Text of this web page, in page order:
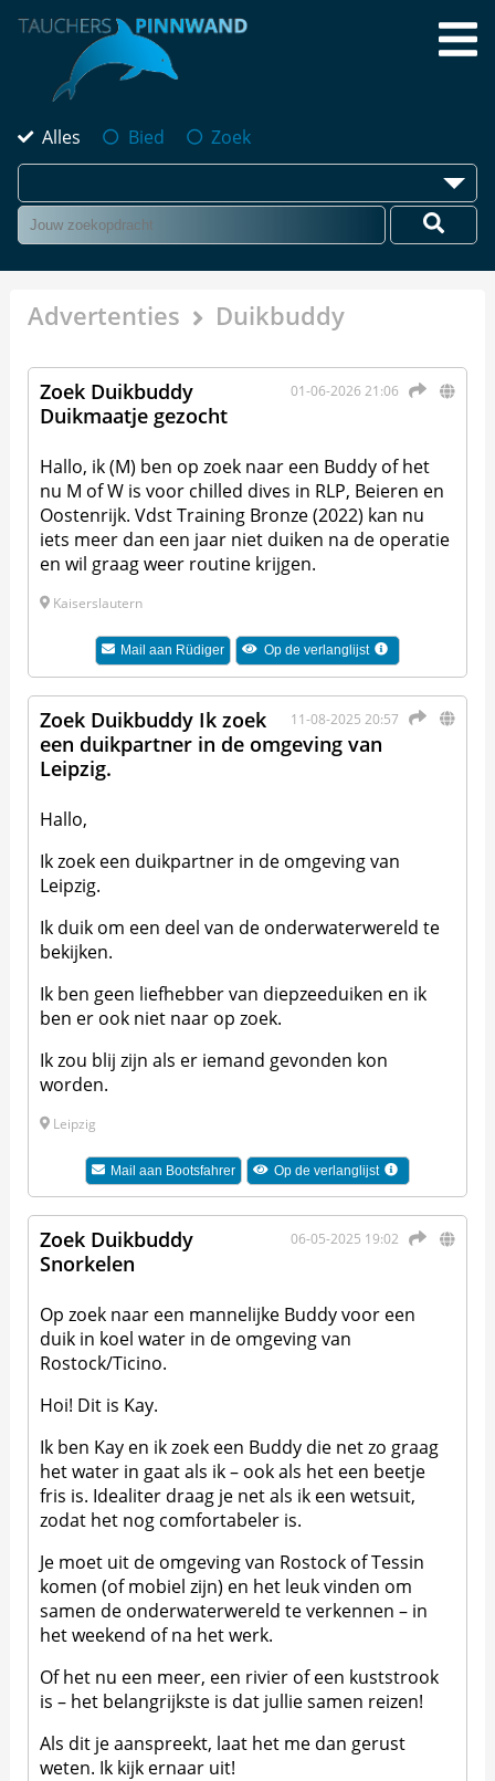
Alles Bied Zoek
Advertenties Duikbuddy
01-06-2026 21:06
Zoek Duikbuddy
Duikmaatje gezocht
Hallo, ik (M) ben op zoek naar een Buddy of het
nu M of W is voor chilled dives in RLP, Beieren en
Oostenrijk. Vdst Training Bronze (2022) kan nu
iets meer dan een jaar niet duiken na de operatie
en wil graag weer routine krijgen.
Kaiserslautern
Mail aan Rüdiger Op de verlanglijst
11-08-2025 20:57
Zoek Duikbuddy Ik zoek
een duikpartner in de omgeving van
Leipzig.
Hallo,
Ik zoek een duikpartner in de omgeving van
Leipzig.
Ik duik om een deel van de onderwaterwereld te
bekijken.
Ik ben geen liefhebber van diepzeeduiken en ik
ben er ook niet naar op zoek.
Ik zou blij zijn als er iemand gevonden kon
worden.
Leipzig
Mail aan Bootsfahrer Op de verlanglijst
06-05-2025 19:02
Zoek Duikbuddy
Snorkelen
Op zoek naar een mannelijke Buddy voor een
duik in koel water in de omgeving van
Rostock/Ticino.
Hoi! Dit is Kay.
Ik ben Kay en ik zoek een Buddy die net zo graag
het water in gaat als ik – ook als het een beetje
fris is. Idealiter draag je net als ik een wetsuit,
zodat het nog comfortabeler is.
Je moet uit de omgeving van Rostock of Tessin
komen (of mobiel zijn) en het leuk vinden om
samen de onderwaterwereld te verkennen – in
het weekend of na het werk.
Of het nu een meer, een rivier of een kuststrook
is – het belangrijkste is dat jullie samen reizen!
Als dit je aanspreekt, laat het me dan gerust
weten. Ik kijk ernaar uit!